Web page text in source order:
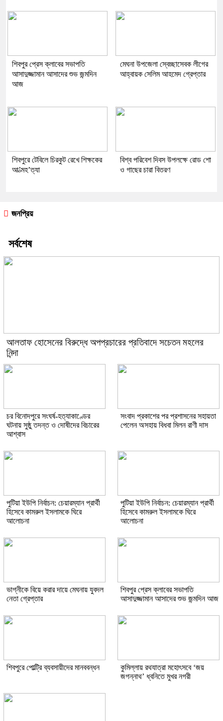
শিবপুর প্রেস ক্লাবের সভাপতি
আসাদুজ্জামান আসাদের শুভ জন্মদিন
আজ
মেঘনা উপজেলা স্বেচ্ছাসেবক লীগের
আহ্বায়ক সেলিম আহমেদ গ্রেপ্তার
শিবপুরে টেবিলে চিরকুট রেখে শিক্ষকের
আ’ত্মহ’ত্যা
বিশ্ব পরিবেশ দিবস উপলক্ষে রোড শো
ও গাছের চারা বিতরণ
জনপ্রিয়
সর্বশেষ
আলতাফ হোসেনের বিরুদ্ধে অপপ্রচারের প্রতিবাদে সচেতন মহলের
নিন্দা
চর বিনোদপুরে সংঘর্ষ-হত্যাকাণ্ডের
ঘটনায় সুষ্ঠু তদন্ত ও দোষীদের বিচারের
আশ্বাস
সংবাদ প্রকাশের পর প্রশাসনের সহায়তা
পেলেন অসহায় বিধবা মিলন রাণী দাস
পুটিয়া ইউপি নির্বাচন: চেয়ারম্যান প্রার্থী
হিসেবে কামরুল ইসলামকে ঘিরে
আলোচনা
পুটিয়া ইউপি নির্বাচন: চেয়ারম্যান প্রার্থী
হিসেবে কামরুল ইসলামকে ঘিরে
আলোচনা
ভাগ্নীকে বিয়ে করার দায়ে মেঘনায় যুবদল
নেতা গ্রেপ্তার
শিবপুর প্রেস ক্লাবের সভাপতি
আসাদুজ্জামান আসাদের শুভ জন্মদিন আজ
শিবপুরে পোল্ট্রি ব্যবসায়ীদের মানববন্ধন
কুমিল্লায় রথযাত্রা মহোৎসবে ‘জয়
জগন্নাথ’ ধ্বনিতে মুখর নগরী